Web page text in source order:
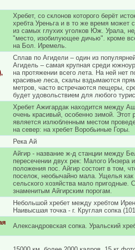
Хребет, со склонов которого берёт
хребта Уреньга и в то же время может
из самых глухих уголков Юж. Урала,
"место, изобилующее дичью". кроме
на Бол. Иремель.
Сплав по Агидели – один из
Агидель – самая крупная среди
на протяжении всего лета. На ней нет
красивые леса, скалы вздымаются
метров, часто встречаются пещеры,
будет удовольствием для любого
Хребет Ажигардак находится между
очень красивый, особенно зимой. Этот
является излюбленным местом
на север: на хребет Воробьиные Горы.
Река Ай
Айгир - название ж-д станции между
пересечении двух рек: Малого Инзера
положения пос. Айгир состоит в том,
поселок, необычайно мала. Ущелья
сельского хозяйства мало
знаменитым Айгирским порогам.
Небольшой хребет между хребтом
Наивысшая точка - г. Круглая сопка
Александровская сопка. Уральский